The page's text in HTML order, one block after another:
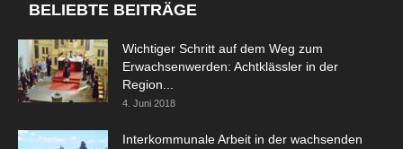
BELIEBTE BEITRÄGE
Wichtiger Schritt auf dem Weg zum
Erwachsenwerden: Achtklässler in der
Region...
4. Juni 2018
Interkommunale Arbeit in der wachsenden